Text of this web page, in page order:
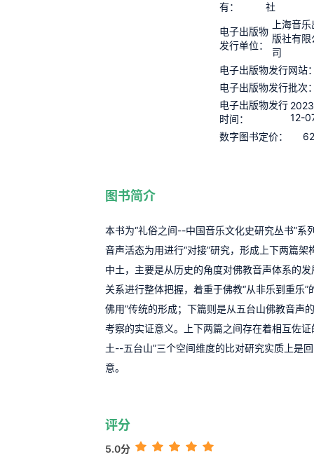
有：
社
电子出版物
发行单位：
上海音
版社有限
司
电子出版物发行网站
电子出版物发行批次
电子出版物发行
时间：
12-
数字图书定价：
图书简介
本书为“礼俗之间--中国音乐文化史研究丛书”系
音声活态为用进行“对接”研究，形成上下两篇架
中土，主要是从历史的角度对佛教音声体系的
关系进行整体把握，着重于佛教“从非乐到重乐”
佛用”传统的形成；下篇则是从五台山佛教音声
考察的实证意义。上下两篇之间存在着相互佐
土--五台山”三个空间维度的比对研究实质上是
意。
评分
5.0分